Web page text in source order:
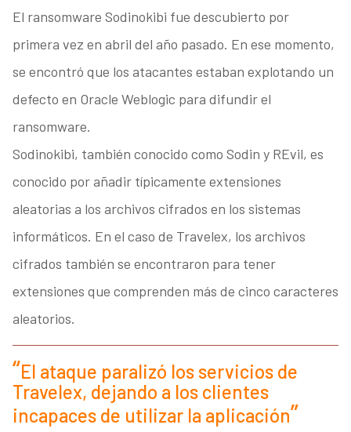
El ransomware Sodinokibi fue descubierto por
primera vez en abril del año pasado. En ese momento,
se encontró que los atacantes estaban explotando un
defecto en Oracle Weblogic para difundir el
ransomware.
Sodinokibi, también conocido como Sodin y REvil, es
conocido por añadir típicamente extensiones
aleatorias a los archivos cifrados en los sistemas
informáticos. En el caso de Travelex, los archivos
cifrados también se encontraron para tener
extensiones que comprenden más de cinco caracteres
aleatorios.
El ataque paralizó los servicios de
Travelex, dejando a los clientes
incapaces de utilizar la aplicación